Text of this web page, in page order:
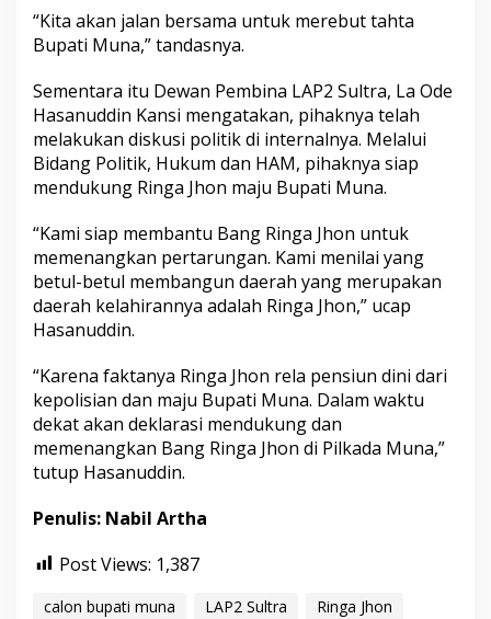
“Kita akan jalan bersama untuk merebut tahta
Bupati Muna,” tandasnya.
Sementara itu Dewan Pembina LAP2 Sultra, La Ode
Hasanuddin Kansi mengatakan, pihaknya telah
melakukan diskusi politik di internalnya. Melalui
Bidang Politik, Hukum dan HAM, pihaknya siap
mendukung Ringa Jhon maju Bupati Muna.
“Kami siap membantu Bang Ringa Jhon untuk
memenangkan pertarungan. Kami menilai yang
betul-betul membangun daerah yang merupakan
daerah kelahirannya adalah Ringa Jhon,” ucap
Hasanuddin.
“Karena faktanya Ringa Jhon rela pensiun dini dari
kepolisian dan maju Bupati Muna. Dalam waktu
dekat akan deklarasi mendukung dan
memenangkan Bang Ringa Jhon di Pilkada Muna,”
tutup Hasanuddin.
Penulis: Nabil Artha
Post Views: 1,387
calon bupati muna LAP2 Sultra Ringa Jhon